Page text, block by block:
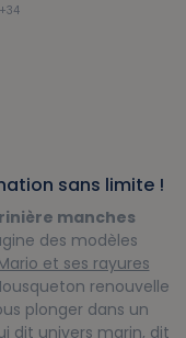
34
sans limite !
manches
des modèles
et ses rayures
renouvelle
plonger dans un
dit univers marin, dit